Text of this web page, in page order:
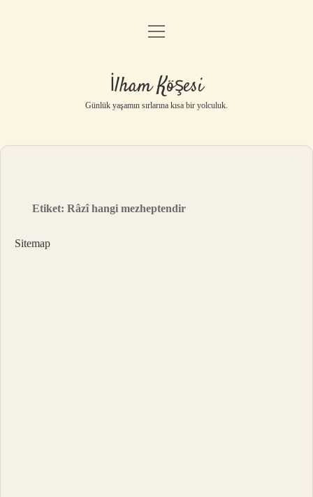
Anasayfa
Yasal Uyarı
menüyü
İlham Köşesi
Günlük yaşamın sırlarına kısa bir yolculuk.
Etiket:Râzî hangi mezheptendir
Sitemap